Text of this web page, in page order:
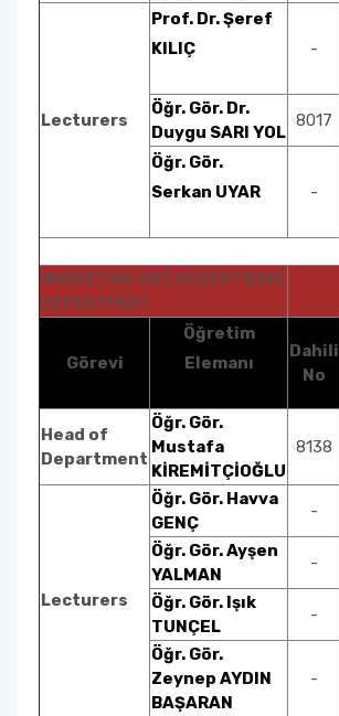
Lecturers
Prof. Dr. Şeref
KILIÇ
-
Öğr. Gör. Dr.
Duygu SARI YOL
8017
Öğr. Gör.
Serkan UYAR
-
MARKETING AND ADVERTISING
DEPARTMENT
Görevi
Öğretim
Elemanı
Dahili
No
Head of
Department
Öğr. Gör.
Mustafa
KİREMİTÇİOĞLU
8138
Lecturers
Öğr. Gör. Havva
GENÇ
-
Öğr. Gör. Ayşen
YALMAN
-
Öğr. Gör. Işık
TUNÇEL
-
Öğr. Gör.
Zeynep AYDIN
BAŞARAN
-